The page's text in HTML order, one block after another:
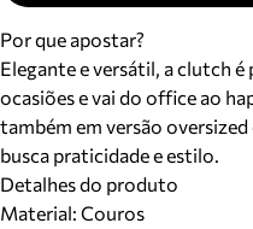
Por que apostar?
Elegante e versátil, a clutch é
ocasiões e vai do office ao
também em versão
busca praticidade e estilo.
Detalhes do produto
Material: Couros